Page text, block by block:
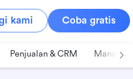
kami Coba gratis
Penjualan & CRM